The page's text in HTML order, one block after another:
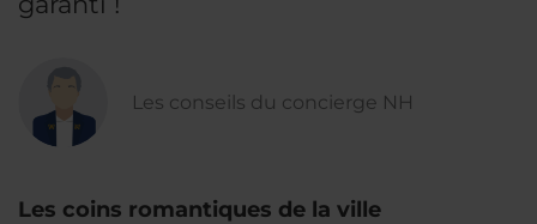
Les conseils du concierge NH
Les coins romantiques de la ville